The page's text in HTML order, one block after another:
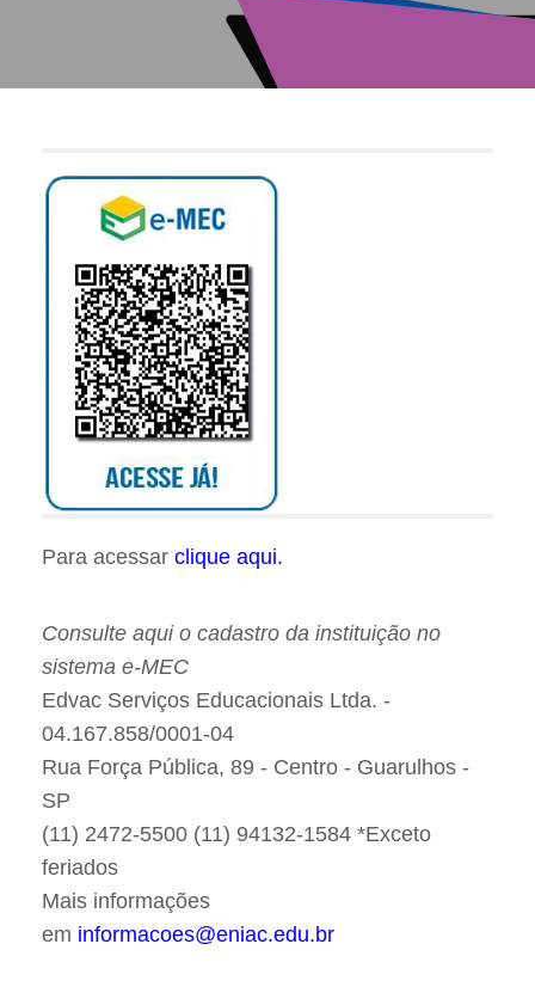
Para acessar clique aqui.
Consulte aqui o cadastro da instituição no
sistema e-MEC
Edvac Serviços Educacionais Ltda. -
04.167.858/0001-04
Rua Força Pública, 89 - Centro - Guarulhos -
SP
(11) 2472-5500 (11) 94132-1584 *Exceto
feriados
Mais informações
em informacoes@eniac.edu.br